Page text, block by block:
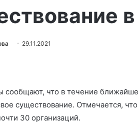
29.11.2021
сообщают, что в течение
существование. Отмечается,
30 организаций.